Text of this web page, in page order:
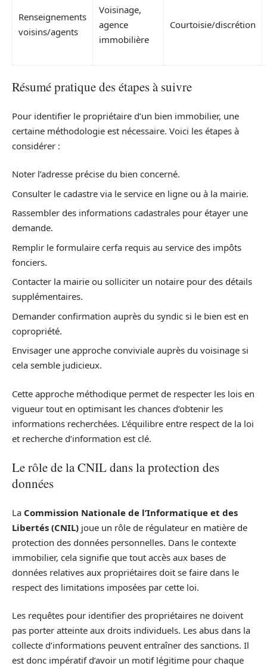
Renseignements
voisins/agents
Voisinage,
agence
immobilière
Courtoisie/discrétion
Résumé pratique des étapes à suivre
Pour identifier le propriétaire d’un bien immobilier, une
certaine méthodologie est nécessaire. Voici les étapes à
considérer :
Noter l’adresse précise du bien concerné.
Consulter le cadastre via le service en ligne ou à la mairie.
Rassembler des informations cadastrales pour étayer une
demande.
Remplir le formulaire cerfa requis au service des impôts
fonciers.
Contacter la mairie ou solliciter un notaire pour des détails
supplémentaires.
Demander confirmation auprès du syndic si le bien est en
copropriété.
Envisager une approche conviviale auprès du voisinage si
cela semble judicieux.
Cette approche méthodique permet de respecter les lois en
vigueur tout en optimisant les chances d’obtenir les
informations recherchées. L’équilibre entre respect de la loi
et recherche d’information est clé.
Le rôle de la CNIL dans la protection des
données
La Commission Nationale de l’Informatique et des
Libertés (CNIL) joue un rôle de régulateur en matière de
protection des données personnelles. Dans le contexte
immobilier, cela signifie que tout accès aux bases de
données relatives aux propriétaires doit se faire dans le
respect des limitations imposées par cette loi.
Les requêtes pour identifier des propriétaires ne doivent
pas porter atteinte aux droits individuels. Les abus dans la
collecte d’informations peuvent entraîner des sanctions. Il
est donc impératif d’avoir un motif légitime pour chaque